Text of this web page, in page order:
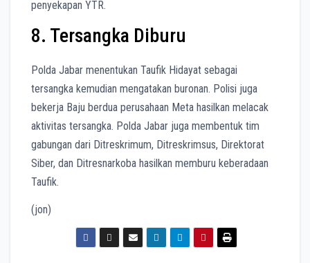
penyekapan YTR.
8. Tersangka Diburu
Polda Jabar menentukan Taufik Hidayat sebagai
tersangka kemudian mengatakan buronan. Polisi juga
bekerja Baju berdua perusahaan Meta hasilkan melacak
aktivitas tersangka. Polda Jabar juga membentuk tim
gabungan dari Ditreskrimum, Ditreskrimsus, Direktorat
Siber, dan Ditresnarkoba hasilkan memburu keberadaan
Taufik.
(jon)